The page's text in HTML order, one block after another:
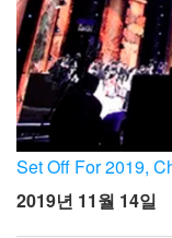
Set Off For 2019,
2019년 11월 14일